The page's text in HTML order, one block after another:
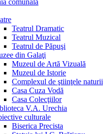
comunală
Teatrul Dramatic
Teatrul Muzical
Teatrul de Păpuşi
din Galaţi
Muzeul de Artă Vizuală
Muzeul de Istorie
Complexul de ştiinţele naturii
Casa Cuza Vodă
Casa Colecţiilor
V.A. Urechia
culturale
Biserica Precista